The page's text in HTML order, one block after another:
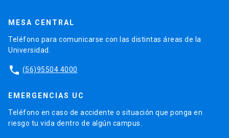
MESA CENTRAL
Teléfono para comunicarse con las distintas áreas de la
Universidad.
phone (56)95504 4000
EMERGENCIAS UC
Teléfono en caso de accidente o situación que ponga en
riesgo tu vida dentro de algún campus.